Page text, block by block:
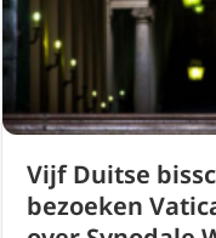
Vijf Duitse
bezoeken